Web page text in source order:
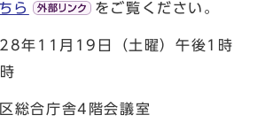
ら をご覧ください。
年11月19日（土曜）午後1時
総合庁舎4階会議室